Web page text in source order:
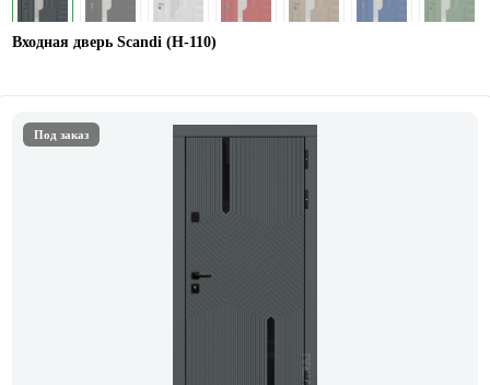
Входная дверь Scandi (Н-110)
Под заказ